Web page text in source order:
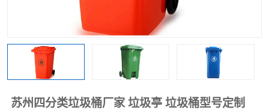
苏州四分类垃圾桶厂家 垃圾亭 垃圾桶型号定制